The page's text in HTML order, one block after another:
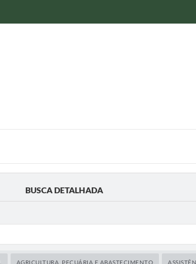
BUSCA DETALHADA
AGRICULTURA, PECUÁRIA E ABASTECIMENTO